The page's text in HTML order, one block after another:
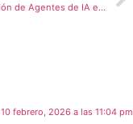
Orquestación de Agentes de IA en Project Management: n8n, CrewAI y LangGraph
10 febrero, 2026 a las 11:04 pm